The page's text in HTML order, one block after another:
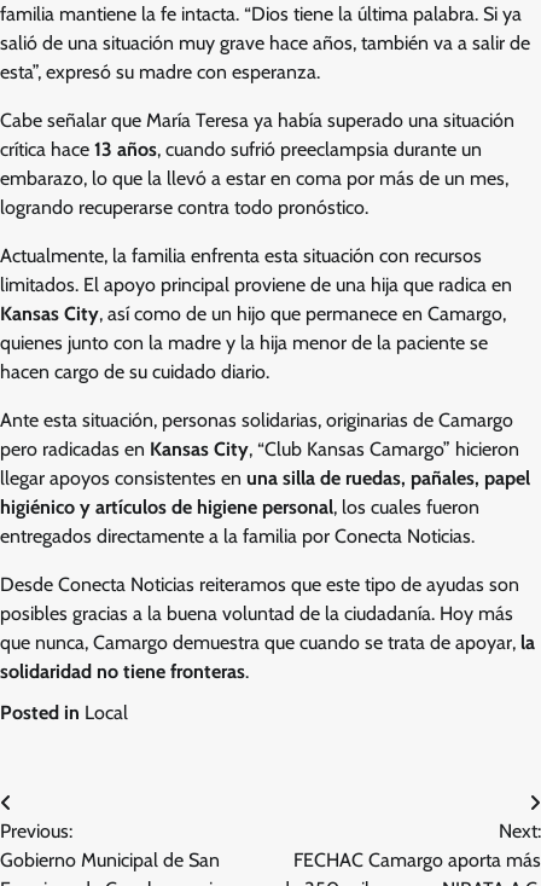
familia mantiene la fe intacta. “Dios tiene la última palabra. Si ya
salió de una situación muy grave hace años, también va a salir de
esta”, expresó su madre con esperanza.
Cabe señalar que María Teresa ya había superado una situación
crítica hace 13 años, cuando sufrió preeclampsia durante un
embarazo, lo que la llevó a estar en coma por más de un mes,
logrando recuperarse contra todo pronóstico.
Actualmente, la familia enfrenta esta situación con recursos
limitados. El apoyo principal proviene de una hija que radica en
Kansas City, así como de un hijo que permanece en Camargo,
quienes junto con la madre y la hija menor de la paciente se
hacen cargo de su cuidado diario.
Ante esta situación, personas solidarias, originarias de Camargo
pero radicadas en Kansas City, “Club Kansas Camargo” hicieron
llegar apoyos consistentes en una silla de ruedas, pañales, papel
higiénico y artículos de higiene personal, los cuales fueron
entregados directamente a la familia por Conecta Noticias.
Desde Conecta Noticias reiteramos que este tipo de ayudas son
posibles gracias a la buena voluntad de la ciudadanía. Hoy más
que nunca, Camargo demuestra que cuando se trata de apoyar, la
solidaridad no tiene fronteras.
Posted in Local
Navegación
de
Previous:
Gobierno Municipal de San
Next:
FECHAC Camargo aporta más